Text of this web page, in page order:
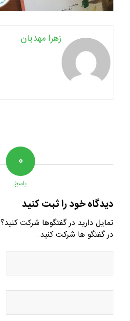
زهرا مهدیان
۰
پاسخ
دیدگاه خود را ثبت کنید
تمایل دارید در گفتگوها شرکت کنید؟
در گفتگو ها شرکت کنید.